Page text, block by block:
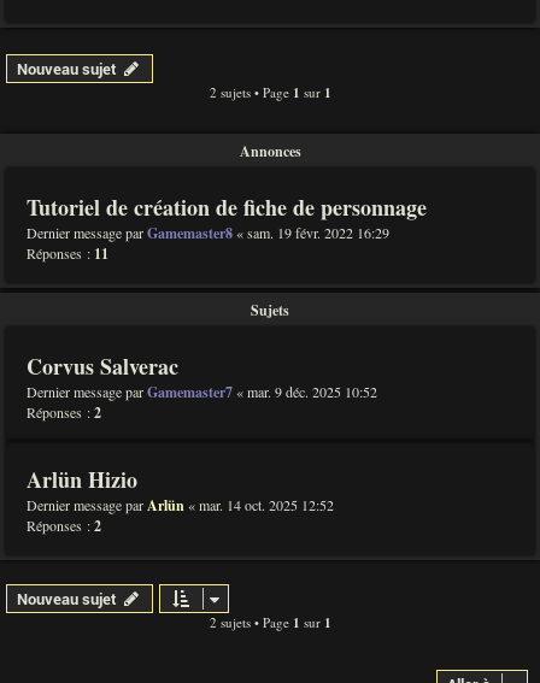
Nouveau sujet
2 sujets • Page 1 sur 1
Annonces
Tutoriel de création de fiche de personnage
Dernier message parGamemaster8 «sam. 19 févr. 2022 16:29
Réponses : 11
Sujets
Corvus Salverac
Dernier message parGamemaster7 «mar. 9 déc. 2025 10:52
Réponses :2
Arlün Hizio
Dernier message parArlün «mar. 14 oct. 2025 12:52
Réponses :2
Nouveau sujet
2 sujets • Page 1 sur 1